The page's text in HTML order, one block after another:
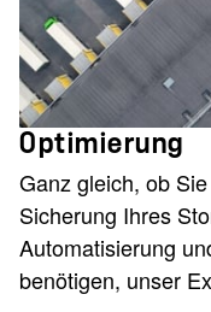
Optimierung
Ganz gleich, ob
Sicherung Ihres
Automatisierung
benötigen, unser